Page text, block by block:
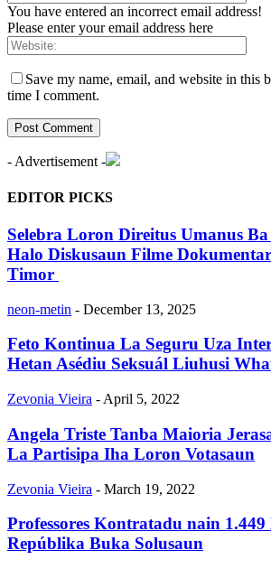
You have entered an incorrect email address!
Please enter your email address here
Save my name, email, and website in this
time I comment.
- Advertisement -
EDITOR PICKS
Selebra Loron Direitus Umanus
Halo Diskusaun Filme
Timor
neon-metin - December 13, 2025
Feto Kontinua La Seguru Uza
Hetan Asédiu Seksuál Liuhusi
Zevonia Vieira - April 5, 2022
Angela Triste Tanba Maioria
La Partisipa Iha Loron Votasaun
Zevonia Vieira - March 19, 2022
Professores Kontratadu nain 1.449
Repúblika Buka Solusaun